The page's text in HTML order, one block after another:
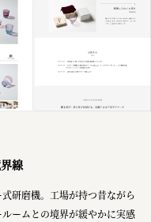
線
研磨機。工場が持つ昔ながら
ームとの境界が緩やかに実感